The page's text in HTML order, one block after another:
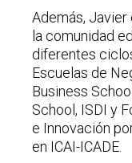
Además,
la comunidad
diferentes
Escuelas de
Business
School, ISDI y
e Innovación
en ICAI-ICADE.